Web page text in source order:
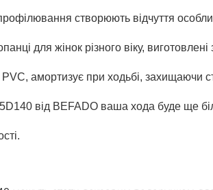
створюють відчуття
для жінок різного віку,
амортизує при ходьбі, захищаючи
від BEFADO ваша хода буде ще